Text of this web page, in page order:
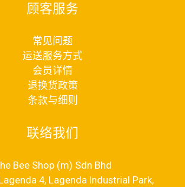
顾客服务
常见问题
运送服务方式
会员详情
退换货政策
条款与细则
联络我们
Bee Shop (m) Sdn Bhd
4, Lagenda Industrial Park,